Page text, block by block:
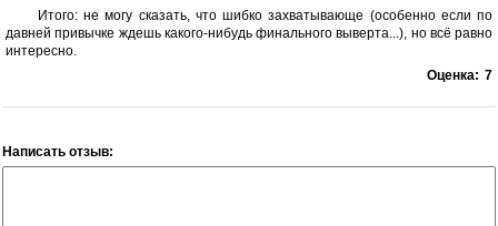
Итого: не могу сказать, что шибко захватывающе (особенно если по
давней привычке ждешь какого-нибудь финального выверта...), но всё равно
интересно.
Оценка: 7
Написать отзыв: